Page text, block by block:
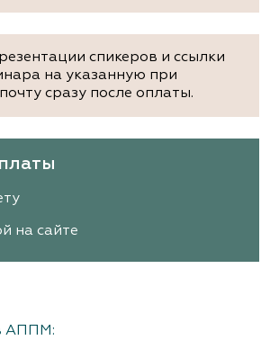
спикеров и ссылки
на указанную при
сразу после оплаты.
АППМ:
на сайте